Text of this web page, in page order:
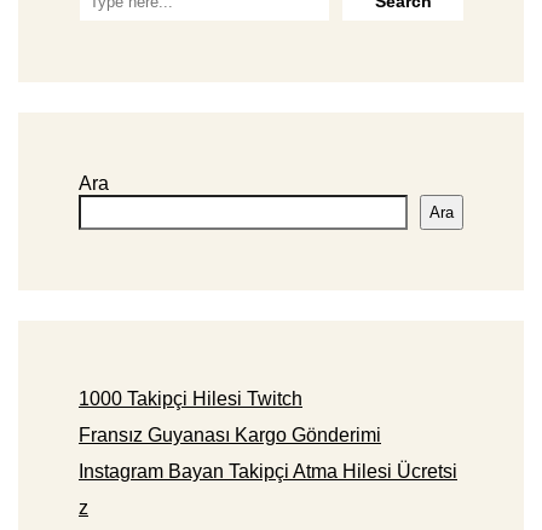
Ara
Ara
1000 Takipçi Hilesi Twitch
Fransız Guyanası Kargo Gönderimi
Instagram Bayan Takipçi Atma Hilesi Ücretsi
z